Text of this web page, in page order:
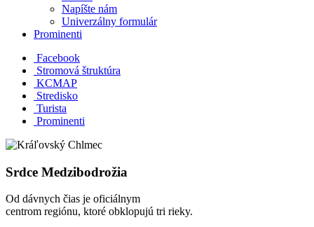
Napíšte nám
Univerzálny formulár
Prominenti
Facebook
Stromová štruktúra
KCMAP
Stredisko
Turista
Prominenti
Srdce Medzibodrožia
Od dávnych čias je oficiálnym
centrom regiónu, ktoré obklopujú tri rieky.